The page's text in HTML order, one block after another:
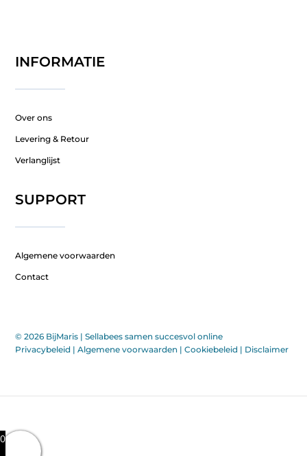
INFORMATIE
Over ons
Levering & Retour
Verlanglijst
SUPPORT
Algemene voorwaarden
Contact
© 2026 BijMaris |Sellabees samen succesvol online
Privacybeleid |Algemene voorwaarden |Cookiebeleid | Disclaimer
0